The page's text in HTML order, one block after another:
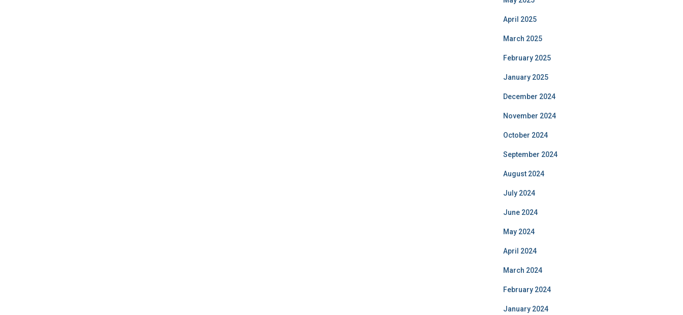
April 2025
March 2025
February 2025
January 2025
December 2024
November 2024
October 2024
September 2024
August 2024
July 2024
June 2024
May 2024
April 2024
March 2024
February 2024
January 2024